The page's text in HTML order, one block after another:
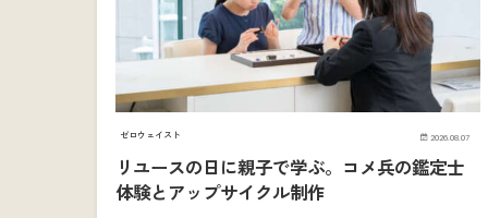
ゼロウェイスト 2026.08.07
リユースの日に親子で学ぶ。コメ兵の鑑定士
体験とアップサイクル制作